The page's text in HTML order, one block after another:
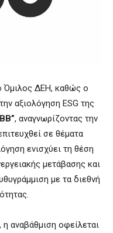
Όμιλος ΔΕΗ, καθώς ο
αξιολόγηση ESG της
, αναγνωρίζοντας την
σε θέματα
ενισχύει τη θέση
μετάβασης και
με τα διεθνή
αναβάθμιση οφείλεται